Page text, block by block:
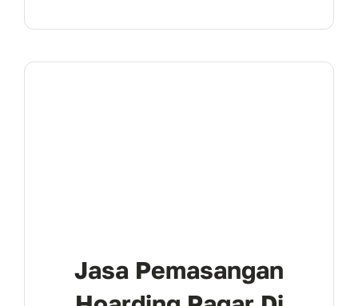
Jasa Pemasangan